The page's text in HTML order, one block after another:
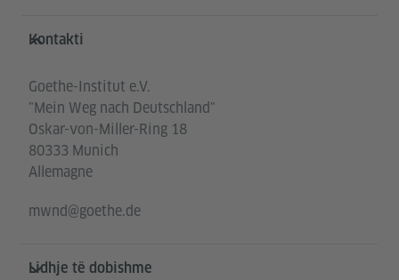
Service- und Informationsbereich
Kontakti
Goethe-Institut e.V.
"Mein Weg nach Deutschland"
Oskar-von-Miller-Ring 18
80333 Munich
Allemagne
mwnd@goethe.de
Lidhje të dobishme